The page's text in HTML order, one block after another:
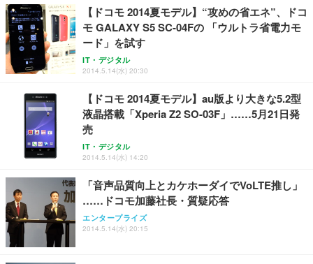
【ドコモ 2014夏モデル】“攻めの省エネ”、ドコ
モ GALAXY S5 SC-04Fの 「ウルトラ省電力モ
ード」を試す
IT・デジタル
2014.5.14(水) 20:30
【ドコモ 2014夏モデル】au版より大きな5.2型
液晶搭載「Xperia Z2 SO-03F」……5月21日発
売
IT・デジタル
2014.5.14(水) 14:20
「音声品質向上とカケホーダイでVoLTE推し」
……ドコモ加藤社長・質疑応答
エンタープライズ
2014.5.14(水) 20:15